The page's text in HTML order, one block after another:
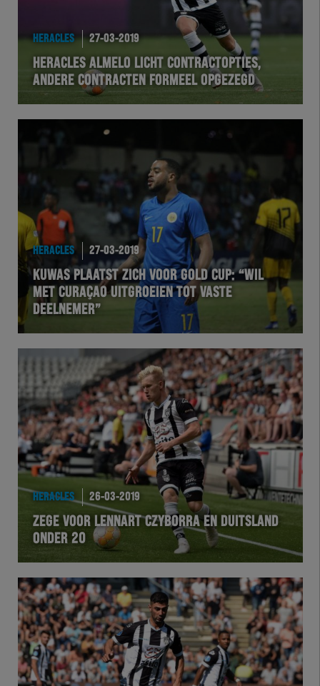
HERACLES 27-03-2019
HERACLES ALMELO LICHT CONTRACTOPTIES,
ANDERE CONTRACTEN FORMEEL OPGEZEGD
HERACLES 27-03-2019
KUWAS PLAATST ZICH VOOR GOLD CUP: “WIL
MET CURAÇAO UITGROEIEN TOT VASTE
DEELNEMER”
HERACLES 26-03-2019
ZEGE VOOR LENNART CZYBORRA EN DUITSLAND
ONDER 20